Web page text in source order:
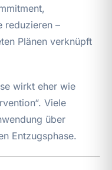
reduzieren –
Plänen verknüpft
wirkt eher wie
Viele
über
Entzugsphase.